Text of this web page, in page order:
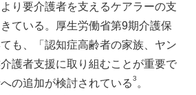
り要介護者を支えるケアラーの支
ている。厚生労働省第9期介護保
も、「認知症高齢者の家族、ヤン
護者支援に取り組むことが重要で
の追加が検討されている3 。